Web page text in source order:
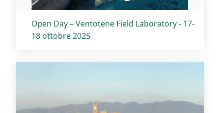
Titolo card:
Open Day – Ventotene Field Laboratory - 17-
18 ottobre 2025